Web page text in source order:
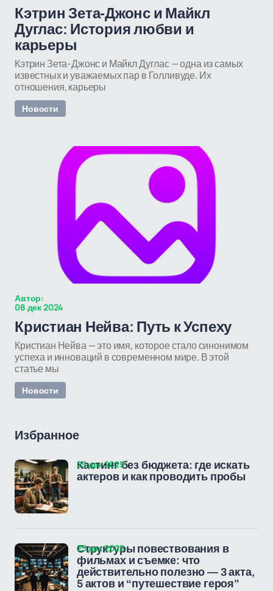
Кэтрин Зета-Джонс и Майкл
Дуглас: История любви и
карьеры
Кэтрин Зета-Джонс и Майкл Дуглас — одна из самых
известных и уважаемых пар в Голливуде. Их
отношения, карьеры
Новости
Автор:
08 дек 2024
Кристиан Нейва: Путь к Успеху
Кристиан Нейва — это имя, которое стало синонимом
успеха и инноваций в современном мире. В этой
статье мы
Новости
Избранное
Кастинг без бюджета: где искать
актеров и как проводить пробы
25 дек 2025
Структуры повествования в
фильмах и съемке: что
действительно полезно — 3 акта,
5 актов и “путешествие героя”
25 дек 2025